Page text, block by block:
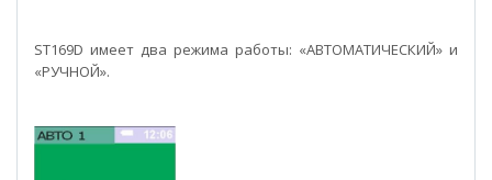
ST169D имеет два режима работы: «АВТОМАТИЧЕСКИЙ» и
«РУЧНОЙ».